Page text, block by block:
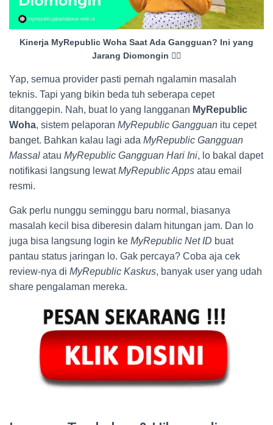
Kinerja MyRepublic Woha Saat Ada Gangguan? Ini yang
Jarang Diomongin 😮‍💨
Yap, semua provider pasti pernah ngalamin masalah
teknis. Tapi yang bikin beda tuh seberapa cepet
ditanggepin. Nah, buat lo yang langganan MyRepublic
Woha, sistem pelaporan MyRepublic Gangguan itu cepet
banget. Bahkan kalau lagi ada MyRepublic Gangguan
Massal atau MyRepublic Gangguan Hari Ini, lo bakal dapet
notifikasi langsung lewatMyRepublic Apps atau email
resmi.
Gak perlu nunggu seminggu baru normal, biasanya
masalah kecil bisa diberesin dalam hitungan jam. Dan lo
juga bisa langsung login ke MyRepublic Net ID buat
pantau status jaringan lo. Gak percaya? Coba aja cek
review-nya di MyRepublic Kaskus, banyak user yang udah
share pengalaman mereka.